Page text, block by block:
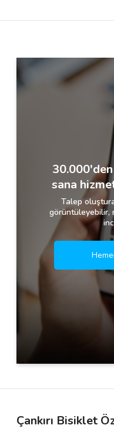
İletişim
Kariyer
sana
Talep
görüntüleyebilir,
Çankırı Bisiklet